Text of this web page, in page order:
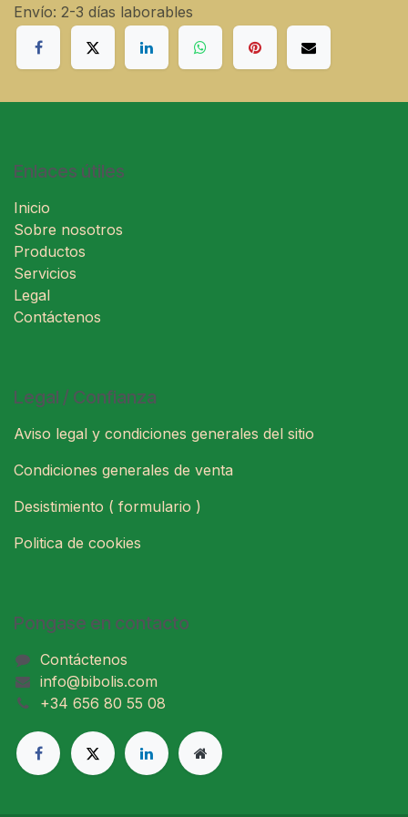
Envío: 2-3 días laborables
Enlaces útiles
Inicio
Sobre nosotros
Productos
Servicios
Legal
Contáctenos
Legal / Confianza
Aviso legal y condiciones generales del sitio
Condiciones generales de venta
Desistimiento ( formulario )
Politica de cookies
Pongase en contacto
Contáctenos
info@bibolis.com
+34 656 80 55 08